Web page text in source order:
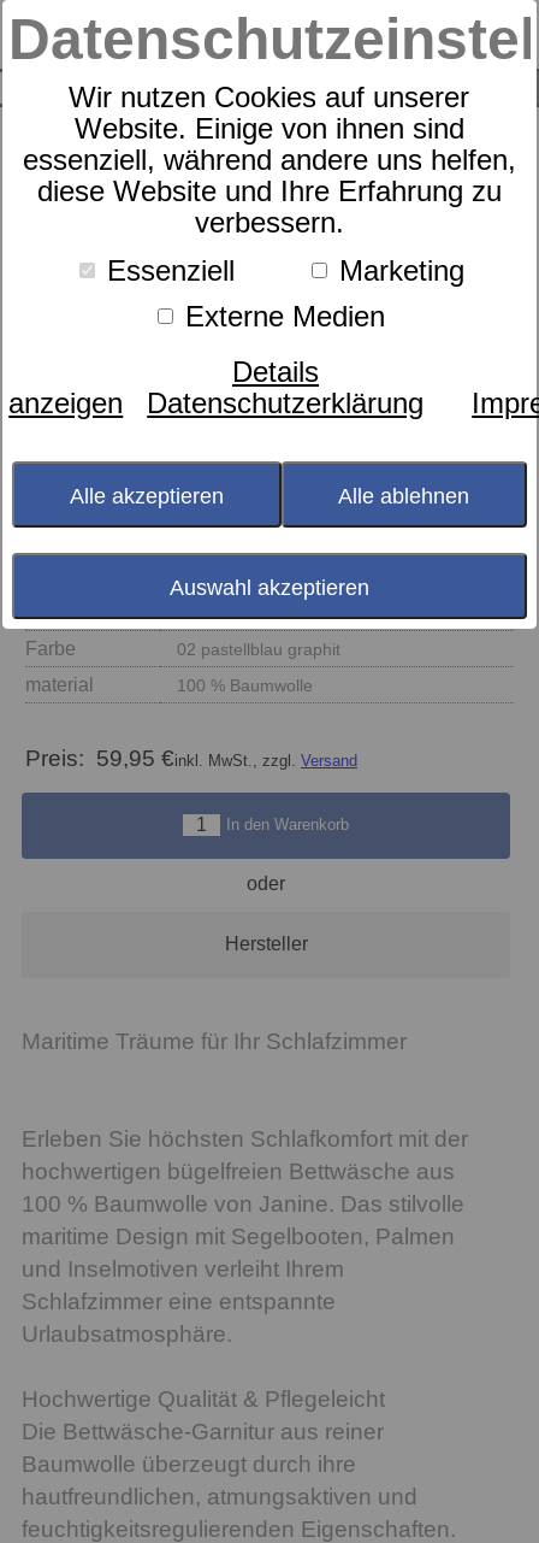
Wir nutzen Cookies auf unserer
Website. Einige von ihnen sind
essenziell, während andere uns helfen,
diese Website und Ihre Erfahrung zu
verbessern.
Essenziell
Marketing
Externe Medien
Details
anzeigen
Datenschutzerklärung
Alle akzeptieren Alle ablehnen
Auswahl akzeptieren
SUCHE
0
bügelfreie Bettwäsche Boote
Größe
Farbe
02 pastellblau graphit
material 100 % Baumwolle
Preis: 59,95 €inkl. MwSt., zzgl. Versand
In den Warenkorb
oder
Hersteller
Maritime Träume für Ihr Schlafzimmer
Erleben Sie höchsten Schlafkomfort mit der
hochwertigen bügelfreien Bettwäsche aus
100 % Baumwolle von Janine. Das stilvolle
maritime Design mit Segelbooten, Palmen
und Inselmotiven verleiht Ihrem
Schlafzimmer eine entspannte
Urlaubsatmosphäre.
Hochwertige Qualität & Pflegeleicht
Die Bettwäsche-Garnitur aus reiner
Baumwolle überzeugt durch ihre
hautfreundlichen, atmungsaktiven und
feuchtigkeitsregulierenden Eigenschaften.